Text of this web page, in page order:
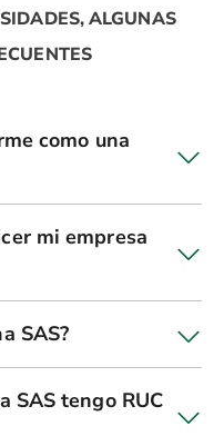
ALGUNAS
como una
mi empresa
SAS?
SAS tengo RUC